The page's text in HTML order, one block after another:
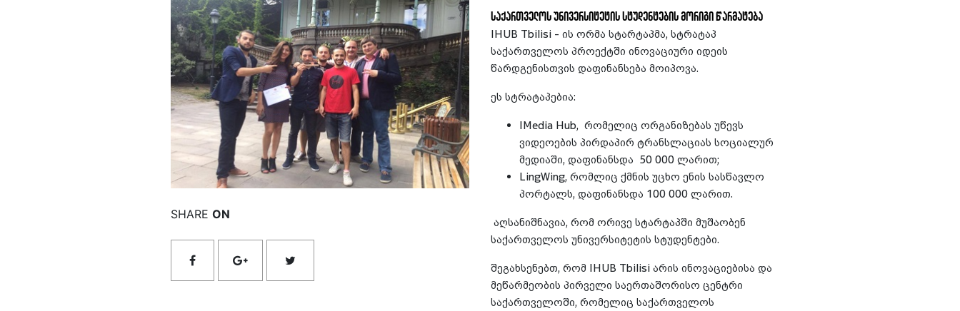
იხილეთ მეტი
SHARE ON
საქართველოს უნივერსიტეტის სტუდენტების მორიგი წარმატება
IHUB Tbilisi - ის ორმა სტარტაპმა, სტრატაპ
საქართველოს პროექტში ინოვაციური იდეის
წარდგენისთვის დაფინანსება მოიპოვა.
ეს სტრატაპებია:
IMedia Hub, რომელიც ორგანიზებას უწევს
ვიდეოების პირდაპირ ტრანსლაციას სოციალურ
მედიაში, დაფინანსდა 50 000 ლარით;
LingWing, რომლიც ქმნის უცხო ენის სასწავლო
პორტალს, დაფინანსდა 100 000 ლარით.
აღსანიშნავია, რომ ორივე სტარტაპში მუშაობენ
საქართველოს უნივერსიტეტის სტუდენტები.
შეგახსენებთ, რომ IHUB Tbilisi არის ინოვაციებისა და
მეწარმეობის პირველი საერთაშორისო ცენტრი
საქართველოში, რომელიც საქართველოს